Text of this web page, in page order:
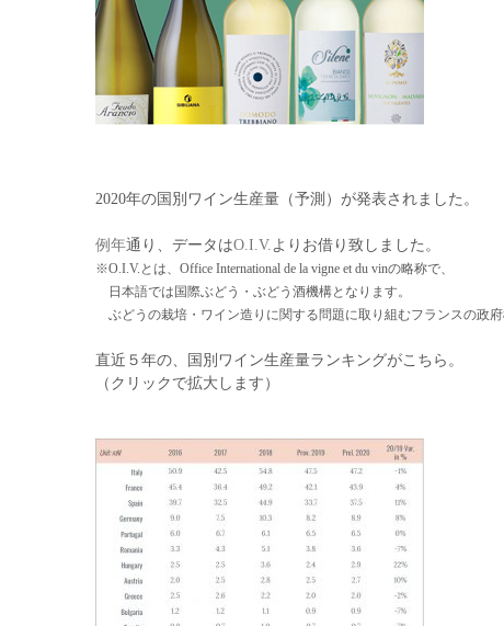
2020年の国別ワイン生産量（予測）が発表されました。
例 年通り、データはO.I.V. よりお借り致しました。
※O.I.V.とは、Office International de la vigne et du vinの略称で、
日本語では国際ぶどう・ぶどう酒機構となります。
ぶどうの栽培・ワイン造りに関する問題に取り組むフランスの政府
直近５年の、国別ワイン生産量ランキングがこちら。
（クリックで拡大します）